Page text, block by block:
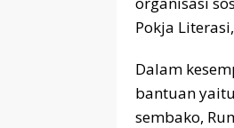
Pokja
Dalam
bantuan
sembako,